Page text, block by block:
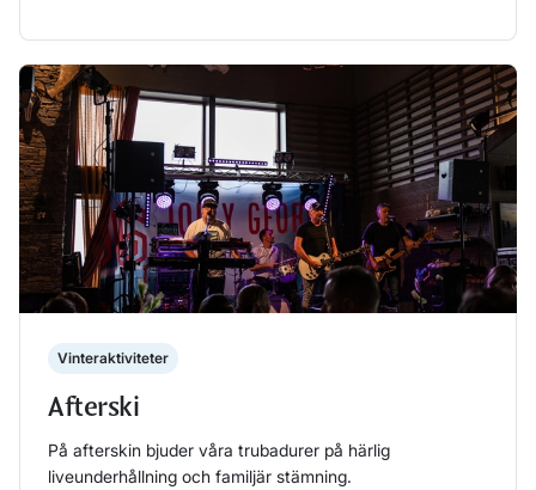
Vinteraktiviteter
Afterski
På afterskin bjuder våra trubadurer på härlig
liveunderhållning och familjär stämning.